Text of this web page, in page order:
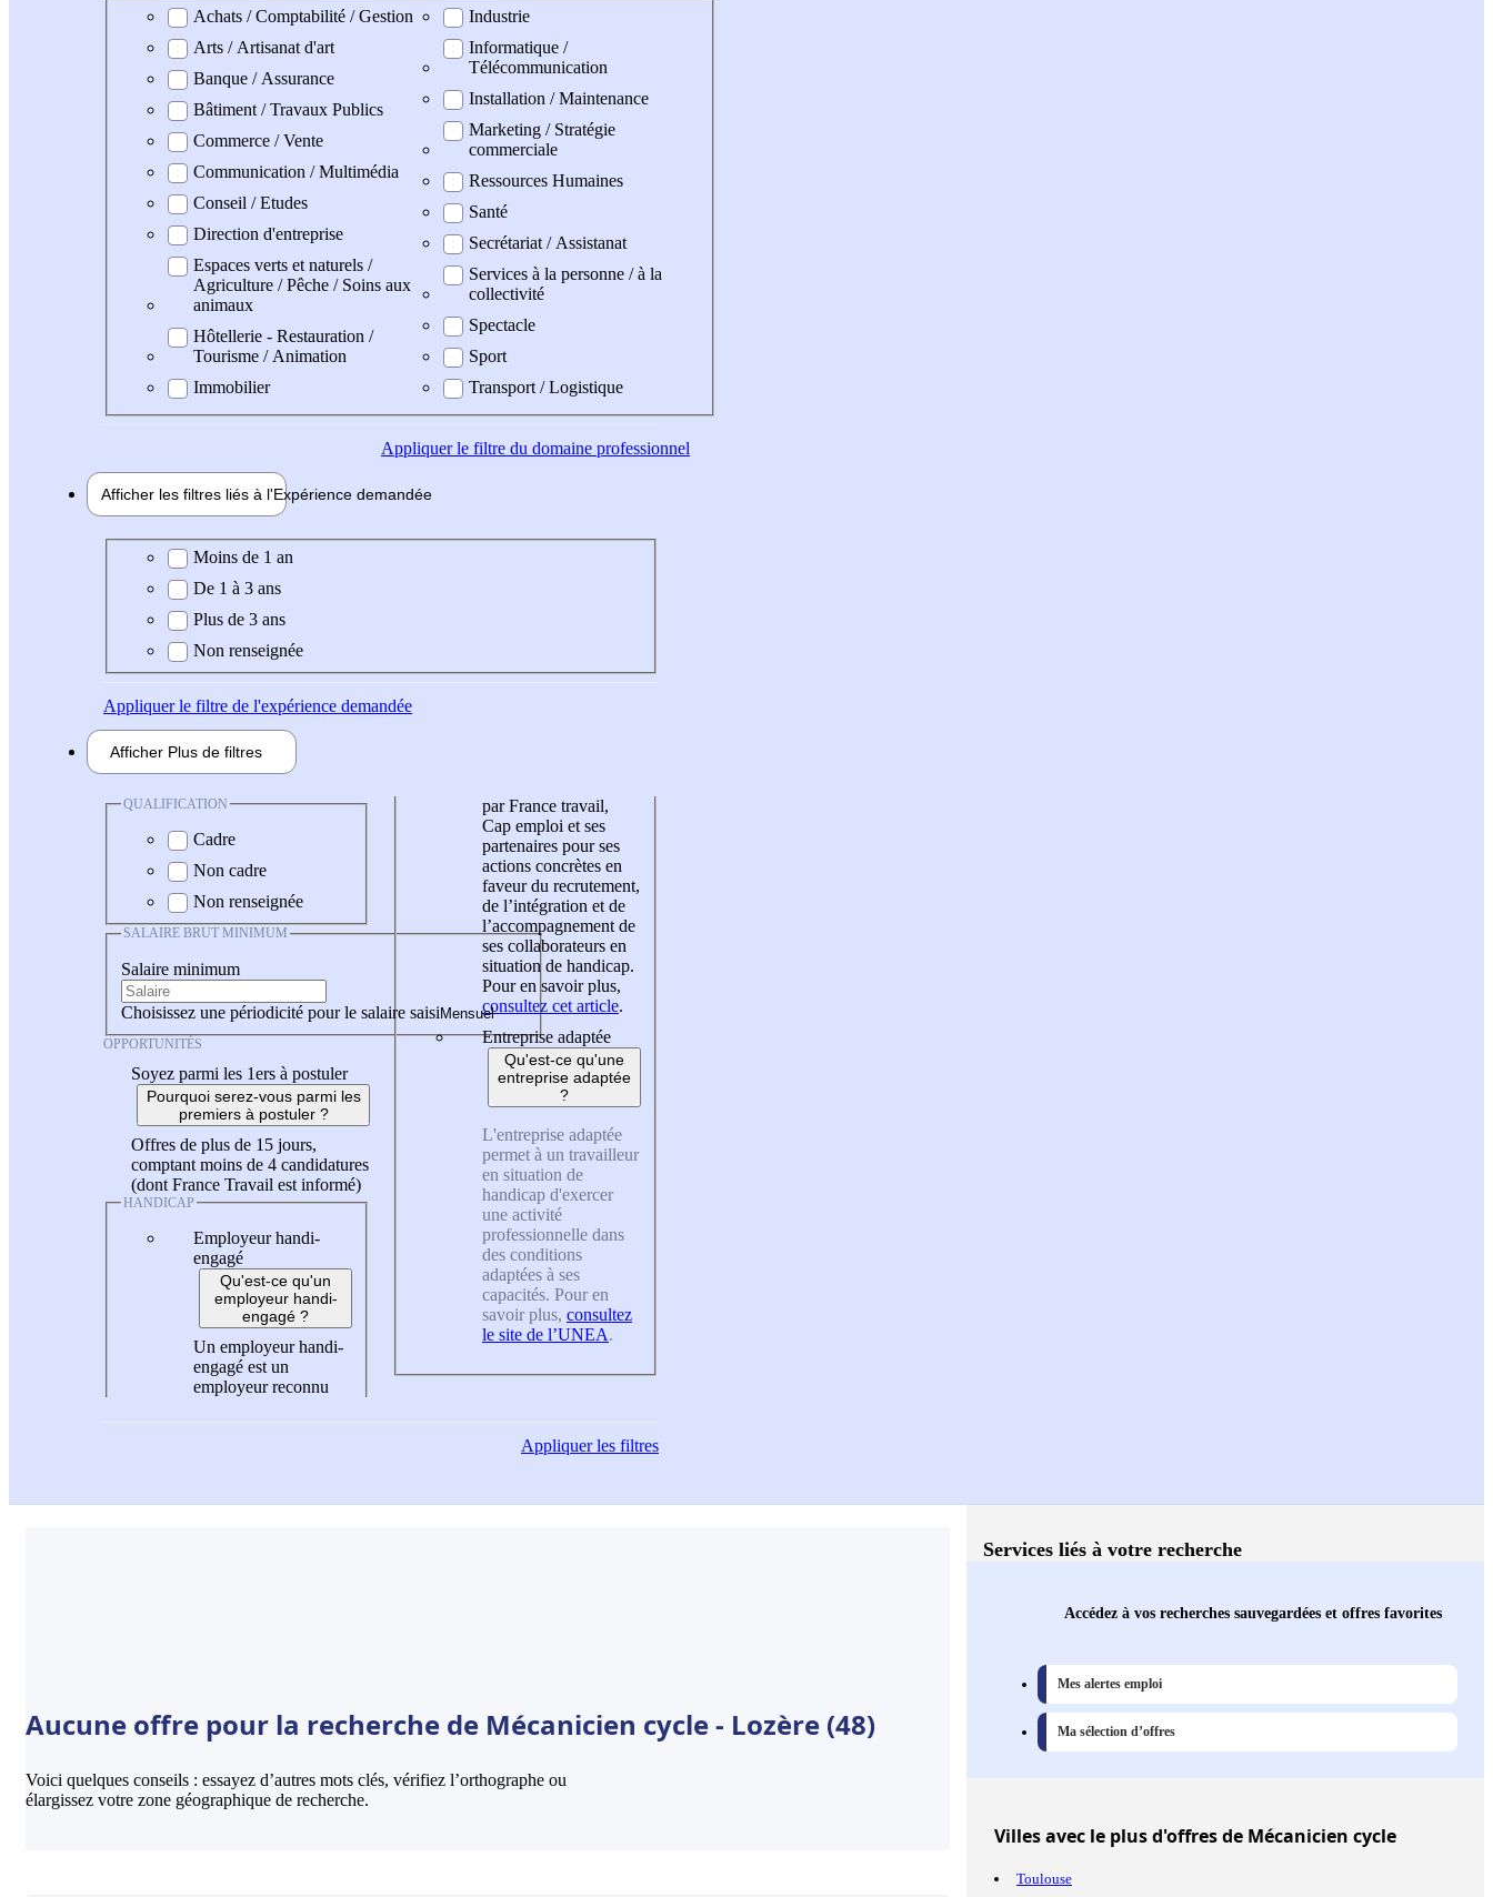
Domaine professionel
Achats / Comptabilité / Gestion
Arts / Artisanat d'art
Banque / Assurance
Bâtiment / Travaux Publics
Commerce / Vente
Communication / Multimédia
Conseil / Etudes
Direction d'entreprise
Espaces verts et naturels /
Agriculture / Pêche / Soins aux
animaux
Hôtellerie - Restauration /
Tourisme / Animation
Immobilier
Industrie
Informatique /
Télécommunication
Installation / Maintenance
Marketing / Stratégie
commerciale
Ressources Humaines
Santé
Secrétariat / Assistanat
Services à la personne / à la
collectivité
Spectacle
Sport
Transport / Logistique
Appliquerle filtre du domaine professionnel
Afficher les filtres liés à l'Expérience demandée
Expérience demandée
Moins de 1 an
De 1 à 3 ans
Plus de 3 ans
Non renseignée
Appliquerle filtre de l'expérience demandée
Afficher Plus de filtres
QUALIFICATION
Cadre
Non cadre
Non renseignée
SALAIRE BRUT MINIMUM
Salaire minimum
Choisissez une périodicité pour le salaire saisi
OPPORTUNITÉS
Soyez parmi les 1ers à postuler
Pourquoi serez-vous parmi les
premiers à postuler ?
Offres de plus de 15 jours,
comptant moins de 4 candidatures
(dont France Travail est informé)
HANDICAP
Employeur handi-
engagé
Qu'est-ce qu'un
employeur handi-
engagé ?
Un employeur handi-
engagé est un
employeur reconnu
par France travail,
Cap emploi et ses
partenaires pour ses
actions concrètes en
faveur du recrutement,
de l’intégration et de
l’accompagnement de
ses collaborateurs en
situation de handicap.
Pour en savoir plus,
consultez cet article.
Entreprise adaptée
Qu'est-ce qu'une
entreprise adaptée
?
L'entreprise adaptée
permet à un travailleur
en situation de
handicap d'exercer
une activité
professionnelle dans
des conditions
adaptées à ses
capacités. Pour en
savoir plus, consultez
le site de l’UNEA.
Appliquerles filtres
Aucune offre pour la recherche de Mécanicien cycle - Lozère (48)
Voici quelques conseils : essayez d’autres mots clés, vérifiez l’orthographe ou
élargissez votre zone géographique de recherche.
Services liés à votre recherche
Accédez à vos recherches sauvegardées et offres favorites
Mes alertes emploi
Ma sélection d’offres
Villesavec le plus d'offres de Mécanicien cycle
Toulouse